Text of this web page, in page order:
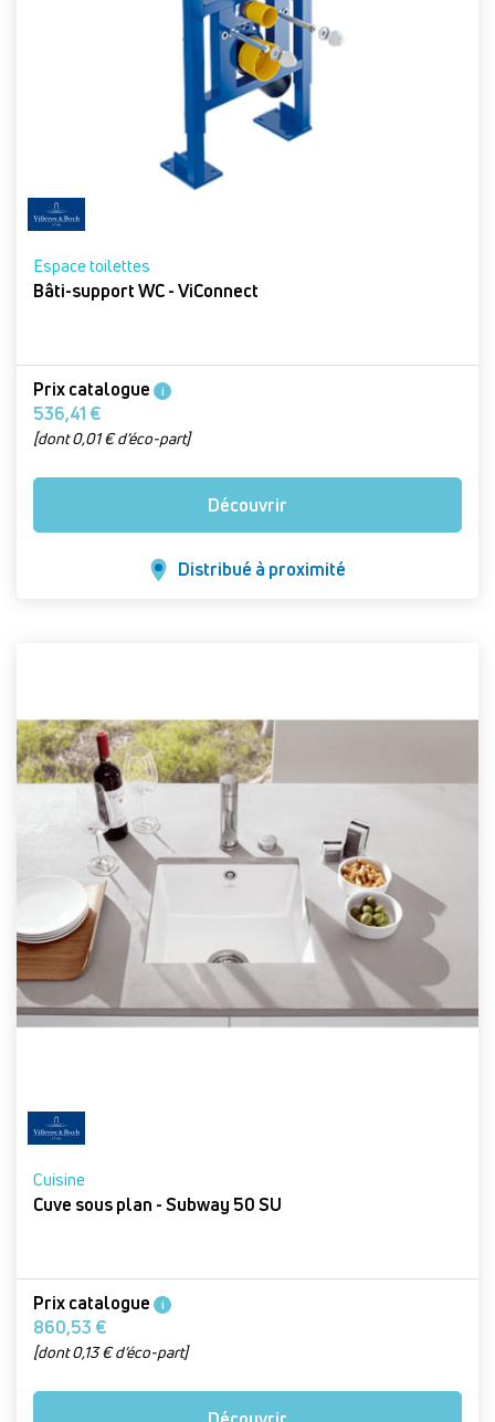
Espace toilettes
Bâti-support WC - ViConnect
Prix catalogue i
536,41 €
[dont 0,01 € d’éco-part]
Découvrir
Distribué à proximité
Cuisine
Cuve sous plan - Subway 50 SU
Prix catalogue i
860,53 €
[dont 0,13 € d’éco-part]